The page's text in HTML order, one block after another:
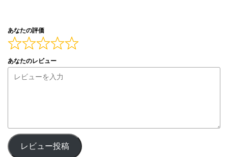
あなたの評価
あなたのレビュー
レビュー投稿